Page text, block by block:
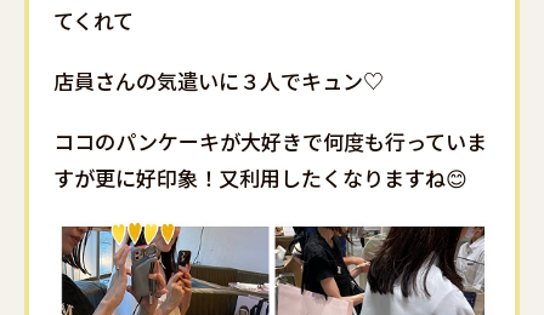
てくれて
店員さんの気遣いに３人でキュン♡
ココのパンケーキが大好きで何度も行っていま
すが更に好印象！又利用したくなりますね😊